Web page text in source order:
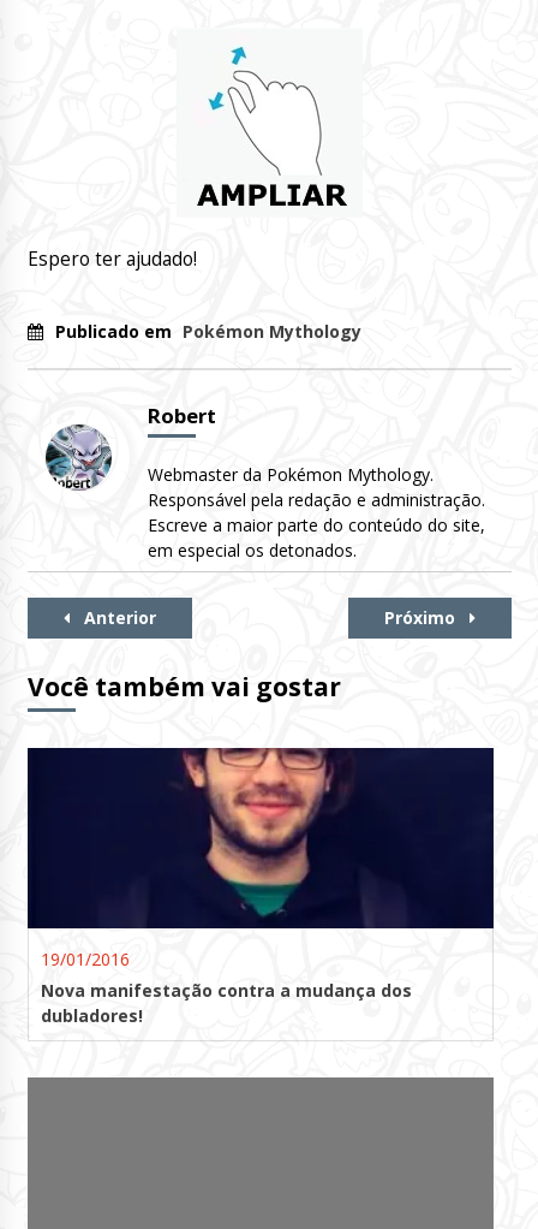
Espero ter ajudado!
Publicado em Pokémon Mythology
Robert
Webmaster da Pokémon Mythology.
Responsável pela redação e administração.
Escreve a maior parte do conteúdo do site,
em especial os detonados.
Continue
Anterior Próximo
Você também vai gostar
19/01/2016
Nova manifestação contra a mudança dos
dubladores!